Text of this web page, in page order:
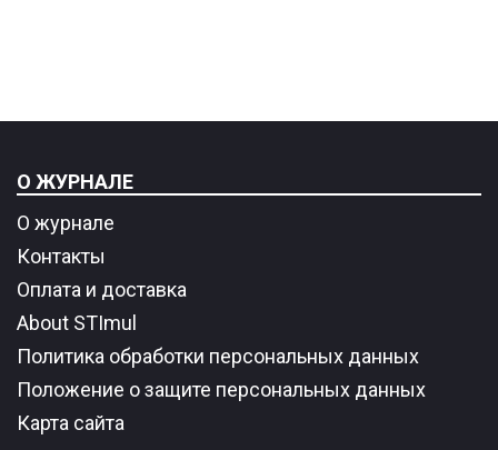
О ЖУРНАЛЕ
О журнале
Контакты
Оплата и доставка
About STImul
Политика обработки персональных данных
Положение о защите персональных данных
Карта сайта